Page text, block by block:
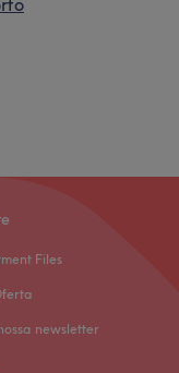
Files
newsletter